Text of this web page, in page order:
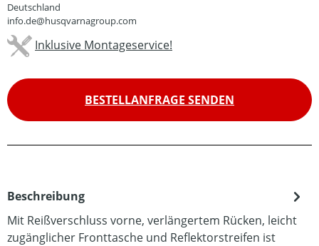
Deutschland
info.de@husqvarnagroup.com
Inklusive Montageservice!
BESTELLANFRAGE SENDEN
Beschreibung
Mit Reißverschluss vorne, verlängertem Rücken, leicht
zugänglicher Fronttasche und Reflektorstreifen ist